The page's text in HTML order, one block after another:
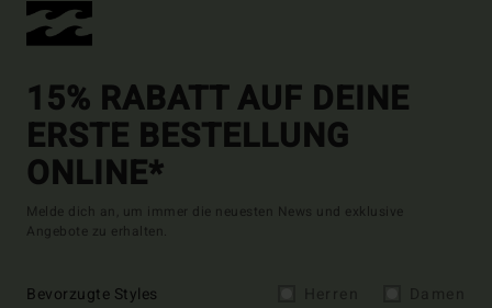
15% RABATT AUF DEINE
ERSTE BESTELLUNG
ONLINE*
Melde dich an, um immer die neuesten News und exklusive
Angebote zu erhalten.
Bevorzugte Styles